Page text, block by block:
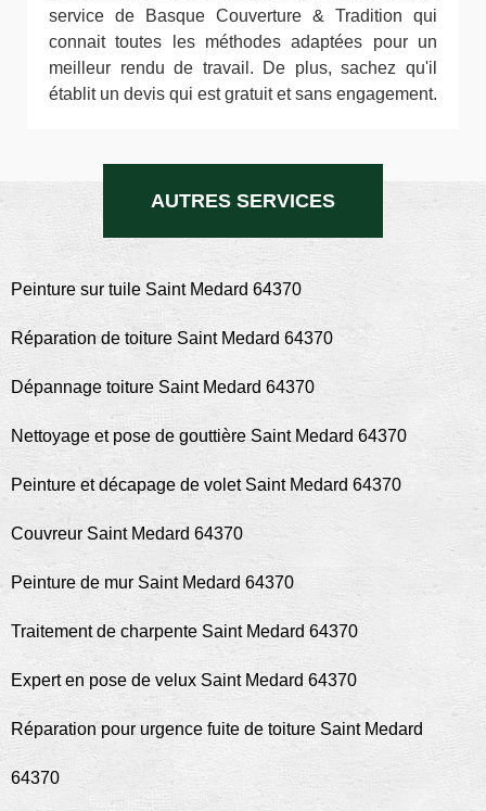
service de Basque Couverture & Tradition qui
connait toutes les méthodes adaptées pour un
meilleur rendu de travail. De plus, sachez qu'il
établit un devis qui est gratuit et sans engagement.
AUTRES SERVICES
Peinture sur tuile Saint Medard 64370
Réparation de toiture Saint Medard 64370
Dépannage toiture Saint Medard 64370
Nettoyage et pose de gouttière Saint Medard 64370
Peinture et décapage de volet Saint Medard 64370
Couvreur Saint Medard 64370
Peinture de mur Saint Medard 64370
Traitement de charpente Saint Medard 64370
Expert en pose de velux Saint Medard 64370
Réparation pour urgence fuite de toiture Saint Medard
64370